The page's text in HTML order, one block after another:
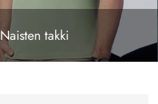
Naisten takki